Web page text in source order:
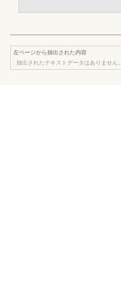
左ページから抽出された内容
抽出されたテキストデータはありません。